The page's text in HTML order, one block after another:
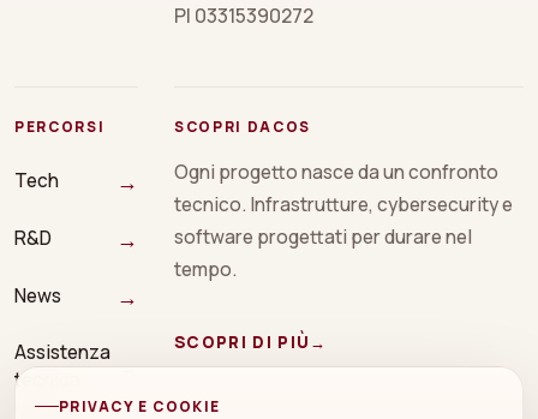
PI 03315390272
PERCORSI
Tech →
R&D →
News →
Assistenza
tecnica
→
SCOPRI DACOS
Ogni progetto nasce da un confronto
tecnico. Infrastrutture, cybersecurity e
software progettati per durare nel
tempo.
SCOPRI DI PIÙ →
PRIVACY E COOKIE